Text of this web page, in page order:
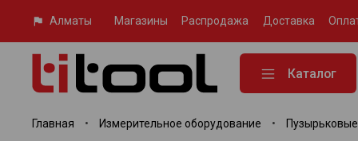
Алматы Магазины Распродажа Доставка
Каталог
Главная Измерительное оборудование